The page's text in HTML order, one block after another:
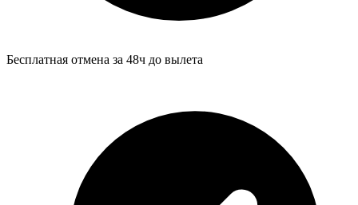
Бесплатная отмена за 48ч до вылета